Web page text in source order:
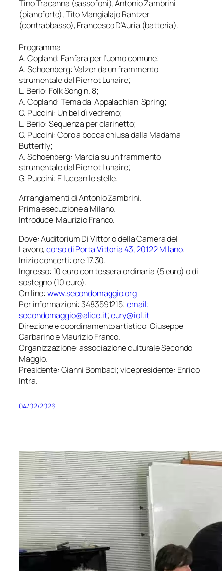
Tino Tracanna (sassofoni), Antonio Zambrini
(pianoforte), Tito Mangialajo Rantzer
(contrabbasso), Francesco D’Auria (batteria).
Programma
A. Copland: Fanfara per l’uomo comune;
A. Schoenberg: Valzer da un frammento
strumentale dal Pierrot Lunaire;
L. Berio: Folk Song n. 8;
A. Copland: Tema da Appalachian Spring;
G. Puccini: Un bel dì vedremo;
L. Berio: Sequenza per clarinetto;
G. Puccini: Coro a bocca chiusa dalla Madama
Butterfly;
A. Schoenberg: Marcia su un frammento
strumentale dal Pierrot Lunaire;
G. Puccini: E lucean le stelle.
Arrangiamenti di Antonio Zambrini.
Prima esecuzione a Milano.
Introduce Maurizio Franco.
Dove: Auditorium Di Vittorio della Camera del
Lavoro,corso di Porta Vittoria 43, 20122 Milano.
Inizio concerti: ore 17.30.
Ingresso: 10 euro con tessera ordinaria (5 euro) o di
sostegno (10 euro).
On line:www.secondomaggio.org
Per informazioni: 3483591215; email:
secondomaggio@alice.it; eury@iol.it
Direzione e coordinamento artistico: Giuseppe
Garbarino e Maurizio Franco.
Organizzazione: associazione culturale Secondo
Maggio.
Presidente: Gianni Bombaci; vicepresidente: Enrico
Intra.
04/02/2026